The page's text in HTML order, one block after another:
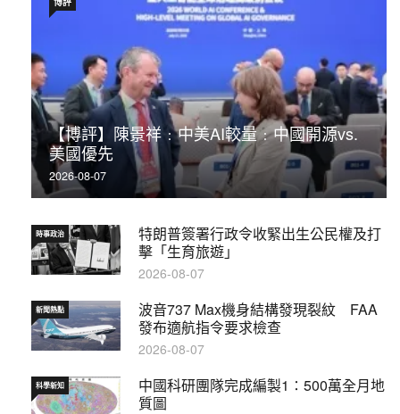
【博評】陳景祥﹕中美AI較量﹕中國開源vs.
美國優先
2026-08-07
特朗普簽署行政令收緊出生公民權及打
擊「生育旅遊」
時事政治
2026-08-07
波音737 Max機身結構發現裂紋 FAA
發布適航指令要求檢查
新聞熱點
2026-08-07
中國科研團隊完成編製1∶500萬全月地
質圖
科學新知